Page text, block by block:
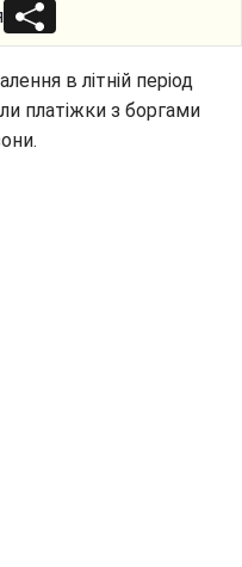
в літній період
платіжки з боргами